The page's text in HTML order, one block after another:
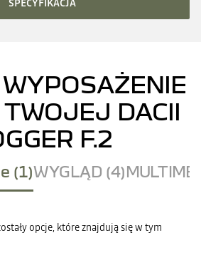
SPECYFIKACJA
TWOJEJ DACII
F.2
(1)WYGLĄD (4)
opcje, które znajdują się w tym